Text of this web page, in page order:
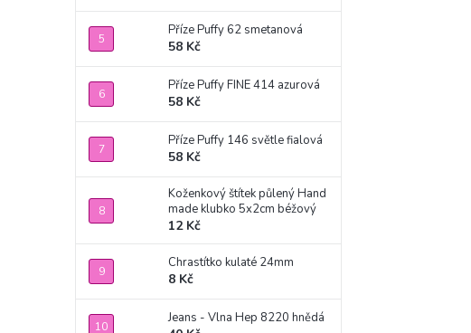
Příze Puffy 62 smetanová
58 Kč
Příze Puffy FINE 414 azurová
58 Kč
Příze Puffy 146 světle fialová
58 Kč
Koženkový štítek půlený Hand
made klubko 5x2cm béžový
12 Kč
Chrastítko kulaté 24mm
8 Kč
Jeans - Vlna Hep 8220 hnědá